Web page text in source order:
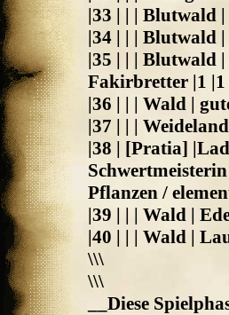
|33 | | | Blutwald
|34 | | | Blutwald |
|35 | | | Blutwald
Fakirbretter |1 |1
|36 | | | Wald |
|37 | | |
|38 | [Pratia]
Pflanzen /
|39 | | | Wald |
|40 | | | Wald |
\\\
\\\
__Diese